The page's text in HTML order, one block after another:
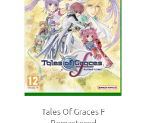
Tales Of Graces F